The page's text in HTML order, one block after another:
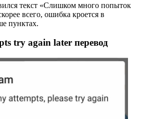
текст «Слишком много попыток
всего, ошибка кроется в
пунктах.
try again later перевод